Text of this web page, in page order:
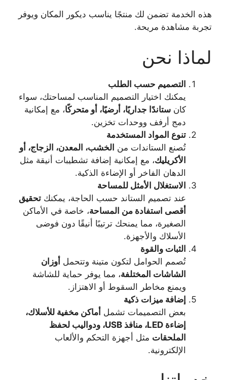
هذه الخدمة تضمن لك منتجًا يناسب ديكور المكان ويوفر
تجربة مشاهدة مريحة.
لماذا نحن
التصميم حسب الطلب
يمكنك اختيار التصميم المناسب لمساحتك، سواء
كان ستاندًا جداريًا، أرضيًا، أو متحركًا، مع إمكانية
دمج أرفف ووحدات تخزين.
تنوع المواد المستخدمة
تُصنع الستاندات من الخشب، المعدن، الزجاج، أو
الأكريليك، مع إمكانية إضافة تشطيبات أنيقة مثل
الدهان الفاخر أو الإضاءة الذكية.
الاستغلال الأمثل للمساحة
عند تصميم الستاند حسب الحاجة، يمكنك تحقيق
أقصى استفادة من المساحة، خاصة في الأماكن
الصغيرة، مما يمنحك ترتيبًا أنيقًا دون فوضى
الأسلاك والأجهزة.
الثبات والقوة
تُصمم الحوامل لتكون متينة وتتحمل أوزان
الشاشات المختلفة، مما يوفر حماية للشاشة
ويمنع مخاطر السقوط أو الاهتزاز.
إضافة ميزات ذكية
بعض التصميمات تشمل أماكن مخفية للأسلاك،
إضاءة
، منافذ
، ودواليب لحفظ
الملحقات مثل أجهزة التحكم والألعاب
الإلكترونية.